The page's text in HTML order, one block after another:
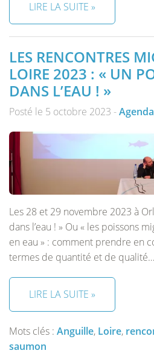
LIRE LA SUITE »
LES RENCONTRES
LOIRE 2023 : « UN
DANS L’EAU ! »
Posté le 5 octobre 2023 -Agenda
Les 28 et 29 novembre 2023 à
dans l’eau ! » Ou « les poissons
en eau » : comment prendre en
termes de quantité et de qualité…
LIRE LA SUITE »
Mots clés : Anguille, Loire,
saumon